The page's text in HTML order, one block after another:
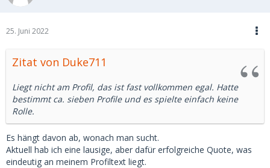
25. Juni 2022
Zitat von Duke711
Liegt nicht am Profil, das ist fast vollkommen egal. Hatte
bestimmt ca. sieben Profile und es spielte einfach keine
Rolle.
Es hängt davon ab, wonach man sucht.
Aktuell hab ich eine lausige, aber dafür erfolgreiche Quote, was
eindeutig an meinem Profiltext liegt.